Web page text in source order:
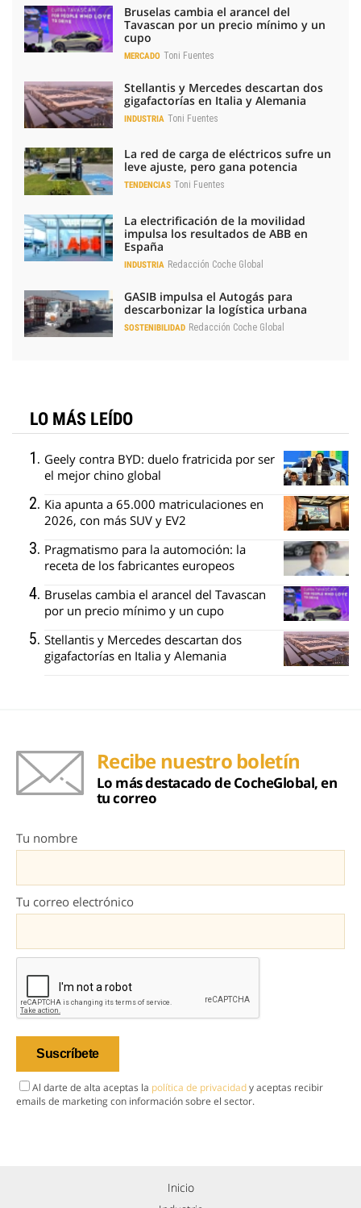
Bruselas cambia el arancel del
Tavascan por un precio mínimo y un
cupo
MERCADO Toni Fuentes
Stellantis y Mercedes descartan dos
gigafactorías en Italia y Alemania
INDUSTRIA Toni Fuentes
La red de carga de eléctricos sufre un
leve ajuste, pero gana potencia
TENDENCIAS Toni Fuentes
La electrificación de la movilidad
impulsa los resultados de ABB en
España
INDUSTRIA Redacción Coche Global
GASIB impulsa el Autogás para
descarbonizar la logística urbana
SOSTENIBILIDAD Redacción Coche Global
LO MÁS LEÍDO
Geely contra BYD: duelo fratricida por ser
el mejor chino global
Kia apunta a 65.000 matriculaciones en
2026, con más SUV y EV2
Pragmatismo para la automoción: la
receta de los fabricantes europeos
Bruselas cambia el arancel del Tavascan
por un precio mínimo y un cupo
Stellantis y Mercedes descartan dos
gigafactorías en Italia y Alemania
Recibe nuestro boletín
Lo más destacado de CocheGlobal, en
tu correo
Tu nombre
Tu correo electrónico
Al darte de alta aceptas la política de privacidady aceptas recibir
emails de marketing con información sobre el sector.
Inicio